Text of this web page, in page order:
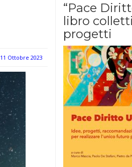
11 Ottobre 2023
“Pace
libro
progetti